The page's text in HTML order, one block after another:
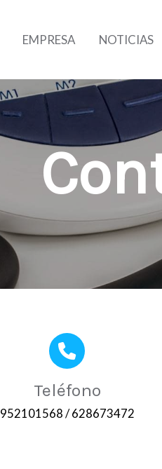
EMPRESA NOTICIAS
Teléfono
952101568/ 628673472